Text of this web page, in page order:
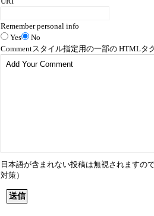
Remember personal info
Yes
No
Commentスタイル指定用の一部の HTMLタ
日本語が含まれない投稿は無視されますの
対策）